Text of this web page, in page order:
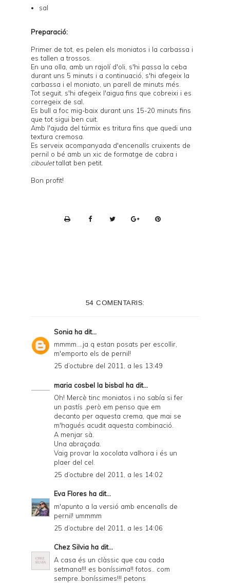
sal
Preparació:
Primer de tot, es pelen els moniatos i la carbassa i
es tallen a trossos.
En una olla, amb un rajolí d'oli, s'hi passa la ceba
durant uns 5 minuts i a continuació, s'hi afegeix la
carbassa i el moniato, un parell de minuts més.
Tot seguit, s'hi afegeix l'aigua fins que cobreixi i es
corregeix de sal.
Es bull a foc mig-baix durant uns 15-20 minuts fins
que tot sigui ben cuit.
Amb l'ajuda del túrmix es tritura fins que quedi una
textura cremosa.
Es serveix acompanyada d'encenalls cruixents de
pernil o bé amb un xic de formatge de cabra i
ciboulettallat ben petit.
Bon profit!
i
e
n
d
y
a
n
d
P
D
F
54 COMENTARIS:
Sonia ha dit...
mmmm....ja q estan posats per escollir,
m'emporto els de pernil!
25 d’octubre del 2011, a les 13:49
maria cosbel la bisbal ha dit...
Oh! Mercè tinc moniatos i no sabía si fer
un pastís ,però em penso que em
decanto per aquesta crema, que mai se
m'hagués acudit aquesta combinació.
A menjar sà.
Una abraçada.
Vaig provar la xocolata valhora i és un
plaer del cel.
25 d’octubre del 2011, a les 14:02
Eva Flores ha dit...
m'apunto a la versió amb encenalls de
pernil! ummmm
25 d’octubre del 2011, a les 14:06
Chez Silvia ha dit...
A casa és un clàssic que cau cada
setmana!!! es boníssima!! fotos.. com
sempre..boníssimes!!! petons